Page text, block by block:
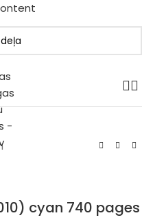
cyan 740 pages